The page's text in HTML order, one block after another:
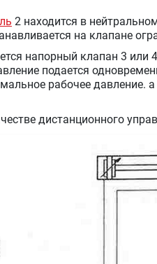
2 находится в
на клапане
напорный клапан 3 или
подается
рабочее
дистанционного